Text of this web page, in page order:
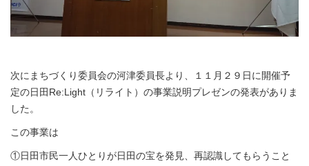
次にまちづくり委員会の河津委員長より、１１月２９日に開催予
定の日田Re:Light（リライト）の事業説明プレゼンの発表がありま
した。
この事業は
①日田市民一人ひとりが日田の宝を発見、再認識してもらうこと